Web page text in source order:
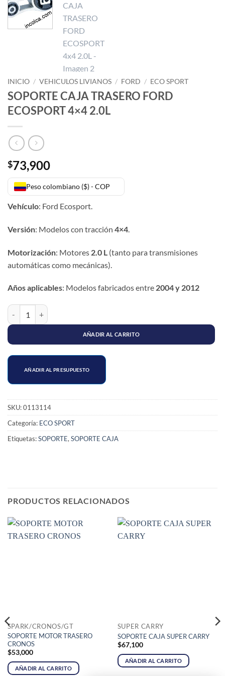
INICIO / VEHICULOS LIVIANOS / FORD / ECO SPORT
SOPORTE CAJA TRASERO FORD
ECOSPORT 4×4 2.0L
$73,900
Peso colombiano ($) - COP
Vehículo: Ford Ecosport.
Versión: Modelos con tracción 4×4.
Motorización: Motores 2.0 L (tanto para transmisiones
automáticas como mecánicas).
Años aplicables: Modelos fabricados entre 2004 y 2012
SOPORTE CAJA TRASERO FORD ECOSPORT 4x4 2.0L cantidad
AÑADIR AL CARRITO
AÑADIR AL PRESUPUESTO
SKU:0113114
Categoría: ECO SPORT
Etiquetas:SOPORTE,SOPORTE CAJA
PRODUCTOS RELACIONADOS
SPARK/CRONOS/GT
SOPORTE MOTOR TRASERO
CRONOS
$53,000
AÑADIR AL CARRITO
SUPER CARRY
SOPORTE CAJA SUPER CARRY
$67,100
AÑADIR AL CARRITO